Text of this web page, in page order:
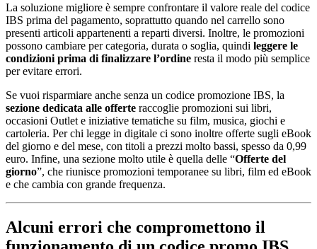
La soluzione migliore è sempre confrontare il valore reale del codice
IBS prima del pagamento, soprattutto quando nel carrello sono
presenti articoli appartenenti a reparti diversi. Inoltre, le promozioni
possono cambiare per categoria, durata o soglia, quindi leggere le
condizioni prima di finalizzare l’ordine resta il modo più semplice
per evitare errori.
Se vuoi risparmiare anche senza un codice promozione IBS, la
sezione dedicata alle offerte raccoglie promozioni sui libri,
occasioni Outlet e iniziative tematiche su film, musica, giochi e
cartoleria. Per chi legge in digitale ci sono inoltre offerte sugli eBook
del giorno e del mese, con titoli a prezzi molto bassi, spesso da 0,99
euro. Infine, una sezione molto utile è quella delle “Offerte del
giorno”, che riunisce promozioni temporanee su libri, film ed eBook
e che cambia con grande frequenza.
Alcuni errori che compromettono il